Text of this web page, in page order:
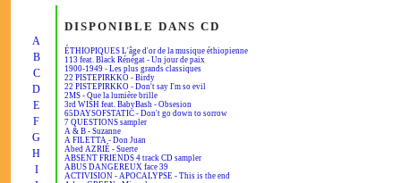
A
B
C
D
E
F
G
H
I
DISPONIBLE DANS CD
ÉTHIOPIQUES L'âge d'or de la musique éthiopienne
113 feat. Black Rénégat - Un jour de paix
1900-1949 - Les plus grands classiques
22 PISTEPIRKKO - Birdy
22 PISTEPIRKKO - Don't say I'm so evil
2MS - Que la lumière brille
3rd WISH feat. BabyBash - Obsesion
65DAYSOFSTATIC - Don't go down to sorrow
7 QUESTIONS sampler
A & B - Suzanne
A FILETTA - Don Juan
Abed AZRIÉ - Suerte
ABSENT FRIENDS 4 track CD sampler
ABUS DANGEREUX face 39
ACTIVISION - APOCALYPSE - This is the end